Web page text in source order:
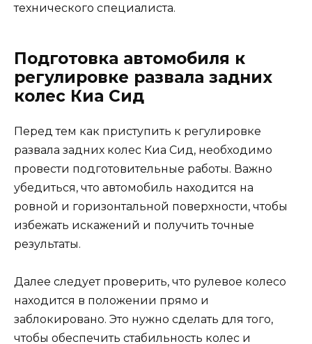
технического специалиста.
Подготовка автомобиля к
регулировке развала задних
колес Киа Сид
Перед тем как приступить к регулировке
развала задних колес Киа Сид, необходимо
провести подготовительные работы. Важно
убедиться, что автомобиль находится на
ровной и горизонтальной поверхности, чтобы
избежать искажений и получить точные
результаты.
Далее следует проверить, что рулевое колесо
находится в положении прямо и
заблокировано. Это нужно сделать для того,
чтобы обеспечить стабильность колес и